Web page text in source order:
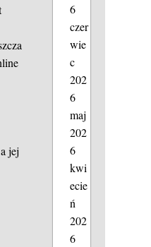
jej
6
czer
wie
c
202
6
maj
202
6
kwi
ecie
ń
202
6